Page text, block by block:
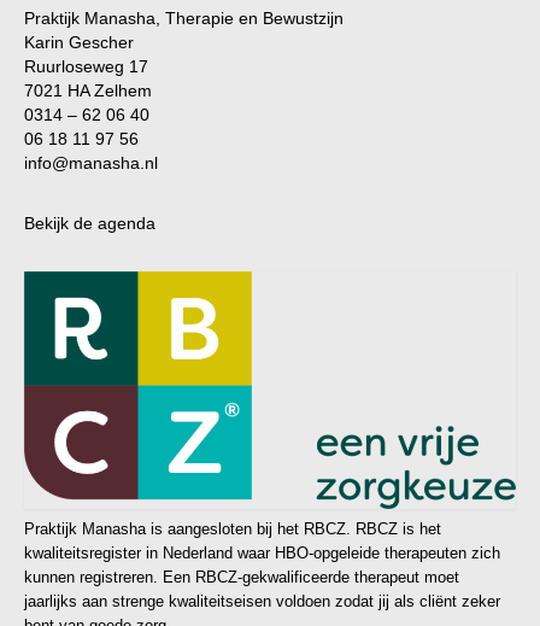
Praktijk Manasha, Therapie en Bewustzijn
Karin Gescher
Ruurloseweg 17
7021 HA Zelhem
0314 – 62 06 40
06 18 11 97 56
info@manasha.nl
Bekijk de agenda
Praktijk Manasha is aangesloten bij het RBCZ. RBCZ is het
kwaliteitsregister in Nederland waar HBO-opgeleide therapeuten zich
kunnen registreren. Een RBCZ-gekwalificeerde therapeut moet
jaarlijks aan strenge kwaliteitseisen voldoen zodat jij als cliënt zeker